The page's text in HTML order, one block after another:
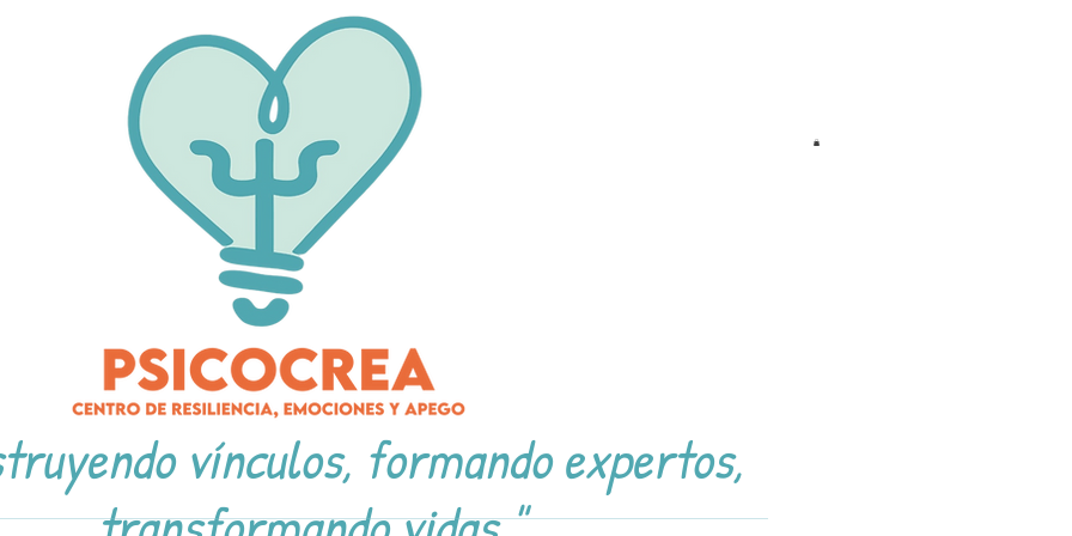
vínculos, formando expertos,